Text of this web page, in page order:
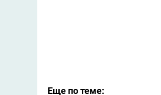
Еще по теме: